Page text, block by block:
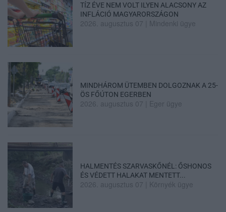
TÍZ ÉVE NEM VOLT ILYEN ALACSONY AZ
INFLÁCIÓ MAGYARORSZÁGON
2026. augusztus 07 Mindenki ügye
MINDHÁROM ÜTEMBEN DOLGOZNAK A 25-
ÖS FŐÚTON EGERBEN
2026. augusztus 07 Eger ügye
HALMENTÉS SZARVASKŐNÉL: ŐSHONOS
ÉS VÉDETT HALAKAT MENTETT...
2026. augusztus 07 Környék ügye